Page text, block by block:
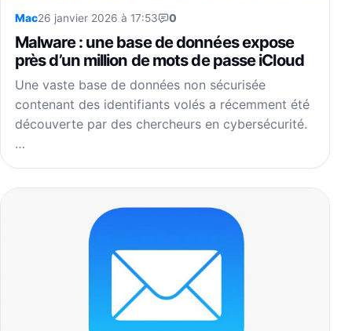
Mac26 janvier 2026 à 17:53 0
Malware : une base de données expose
près d’un million de mots de passe iCloud
Une vaste base de données non sécurisée
contenant des identifiants volés a récemment été
découverte par des chercheurs en cybersécurité.
…